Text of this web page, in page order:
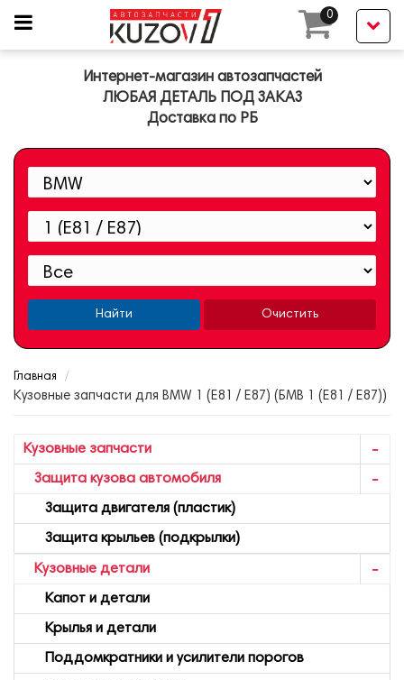
0
Интернет-магазин автозапчастей
ЛЮБАЯ ДЕТАЛЬ ПОД ЗАКАЗ
Доставка по РБ
Найти Очистить
Главная
Кузовные запчасти для BMW 1 (E81 / E87) (БМВ 1 (Е81 / Е87))
Кузовные запчасти
Защита кузова автомобиля
Защита двигателя (пластик)
Защита крыльев (подкрылки)
Кузовные детали
Капот и детали
Крылья и детали
Поддомкратники и усилители порогов